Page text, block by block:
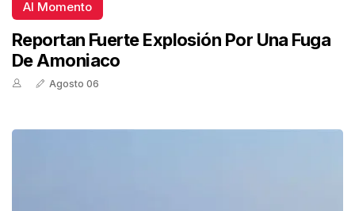
Al Momento
Reportan Fuerte Explosión Por Una Fuga
De Amoniaco
Agosto 06